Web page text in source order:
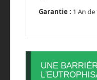
Garantie : 1 An
UNE